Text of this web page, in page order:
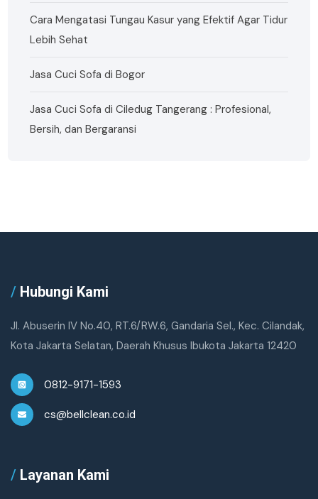
Cara Mengatasi Tungau Kasur yang Efektif Agar Tidur
Lebih Sehat
Jasa Cuci Sofa di Bogor
Jasa Cuci Sofa di Ciledug Tangerang : Profesional,
Bersih, dan Bergaransi
/ Hubungi Kami
Jl. Abuserin IV No.40, RT.6/RW.6, Gandaria Sel., Kec. Cilandak,
Kota Jakarta Selatan, Daerah Khusus Ibukota Jakarta 12420
0812-9171-1593
cs@bellclean.co.id
/ Layanan Kami